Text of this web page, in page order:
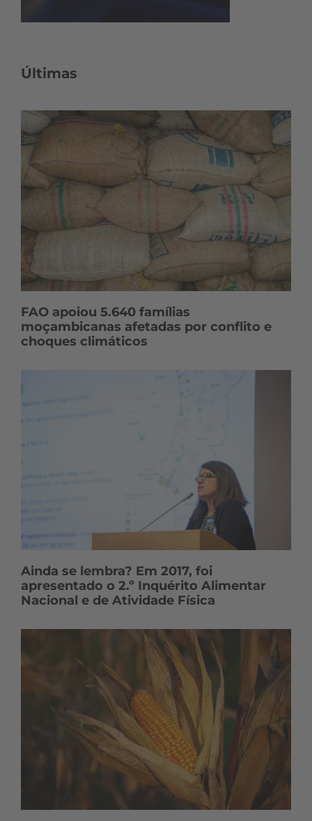
Últimas
FAO apoiou 5.640 famílias
moçambicanas afetadas por conflito e
choques climáticos
Ainda se lembra? Em 2017, foi
apresentado o 2.º Inquérito Alimentar
Nacional e de Atividade Física